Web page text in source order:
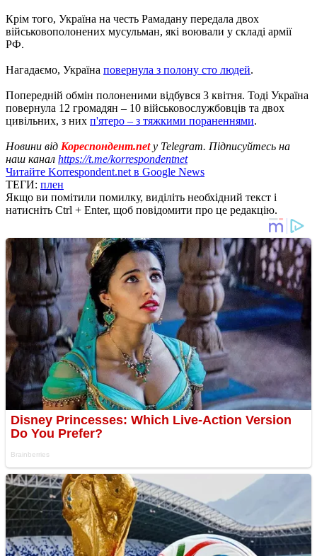
Крім того, Україна на честь Рамадану передала двох
військовополонених мусульман, які воювали у складі армії
РФ.
Нагадаємо, Україна повернула з полону сто людей.
Попередній обмін полоненими відбувся 3 квітня. Тоді Україна
повернула 12 громадян – 10 військовослужбовців та двох
цивільних, з них п'ятеро – з тяжкими пораненнями.
Новини від Кореспондент.netу Telegram. Підписуйтесь на
наш канал https://t.me/korrespondentnet
Читайте Korrespondent.net в Google News
ТЕГИ: плен
Якщо ви помітили помилку, виділіть необхідний текст і
натисніть Ctrl + Enter, щоб повідомити про це редакцію.